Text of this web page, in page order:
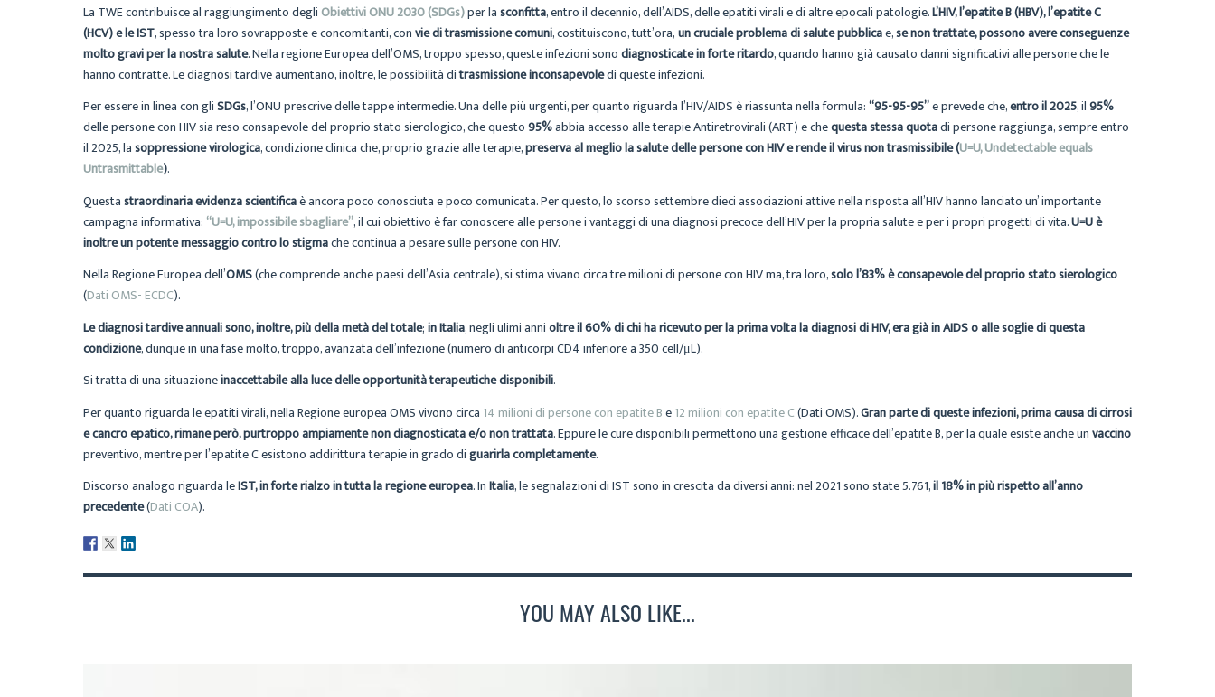
La TWE contribuisce al raggiungimento degli Obiettivi ONU 2030 (SDGs)per lasconfitta, entro il decennio, dell’AIDS, delle epatiti virali e di altre epocali patologie.L’HIV, l’epatite B (HBV), l’epatite C
(HCV) e le IST, spesso tra loro sovrapposte e concomitanti, convie di trasmissione comuni, costituiscono, tutt’ora,un cruciale problema di salute pubblicae,se non trattate, possono avere conseguenze
molto gravi per la nostra salute. Nella regione Europea dell’OMS, troppo spesso, queste infezioni sonodiagnosticate in forte ritardo, quando hanno già causato danni significativi alle persone che le
hanno contratte. Le diagnosi tardive aumentano, inoltre, le possibilità ditrasmissione inconsapevoledi queste infezioni.
Per essere in linea con gliSDGs, l’ONU prescrive delle tappe intermedie. Una delle più urgenti, per quanto riguarda l’HIV/AIDS è riassunta nella formula:“95-95-95”e prevede che,entro il 2025, il95%
delle persone con HIV sia reso consapevole del proprio stato sierologico, che questo95%abbia accesso alle terapie Antiretrovirali (ART) e chequesta stessa quotadi persone raggiunga, sempre entro
il 2025, lasoppressione virologica, condizione clinica che, proprio grazie alle terapie,preserva al meglio la salute delle persone con HIV e rende il virus non trasmissibile (U=U, Undetectable equals
Untrasmittable).
Questastraordinaria evidenza scientificaè ancora poco conosciuta e poco comunicata. Per questo, lo scorso settembre dieci associazioni attive nella risposta all’HIV hanno lanciato un’ importante
campagna informativa: “U=U, impossibile sbagliare”, il cui obiettivo è far conoscere alle persone i vantaggi di una diagnosi precoce dell’HIV per la propria salute e per i propri progetti di vita.U=U è
inoltre un potente messaggio contro lo stigmache continua a pesare sulle persone con HIV.
Nella Regione Europea dell’OMS(che comprende anche paesi dell’Asia centrale), si stima vivano circa tre milioni di persone con HIV ma, tra loro,solo l’83% è consapevole del proprio stato sierologico
(Dati OMS- ECDC).
Le diagnosi tardive annuali sono, inoltre, più della metà del totale;in Italia, negli ulimi annioltre il 60% di chi ha ricevuto per la prima volta la diagnosi di HIV, era già in AIDS o alle soglie di questa
condizione, dunque in una fase molto, troppo, avanzata dell’infezione (numero di anticorpi CD4 inferiore a 350 cell/μL).
Si tratta di una situazioneinaccettabile alla luce delle opportunità terapeutiche disponibili.
Per quanto riguarda le epatiti virali, nella Regione europea OMS vivono circa 14 milioni di persone con epatite Be12 milioni con epatite C(Dati OMS).Gran parte di queste infezioni, prima causa di cirrosi
e cancro epatico, rimane però, purtroppo ampiamente non diagnosticata e/o non trattata. Eppure le cure disponibili permettono una gestione efficace dell’epatite B, per la quale esiste anche unvaccino
preventivo, mentre per l’epatite C esistono addirittura terapie in grado diguarirla completamente.
Discorso analogo riguarda leIST, in forte rialzo in tutta la regione europea. InItalia, le segnalazioni di IST sono in crescita da diversi anni: nel 2021 sono state 5.761,il 18% in più rispetto all’anno
precedente(Dati COA).
YOU MAY ALSO LIKE...